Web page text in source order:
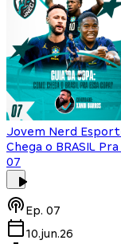
Jovem Nerd
Chega o BRASIL
07
Ep. 07
10.jun.26